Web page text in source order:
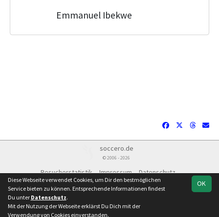
Team
Verbandsliga
Spielplan
Emmanuel Ibekwe
soccero.de
© 2006 - 2026
Besucherstatistik Impressum
Datenschutz
OK
Diese Webseite verwendet Cookies, um Dir den bestmöglichen
Service bieten zu können. Entsprechende Informationen findest
Du unter Datenschutz.
Mit der Nutzung der Webseite erklärst Du Dich mit der
Verwendung von Cookies einverstanden.